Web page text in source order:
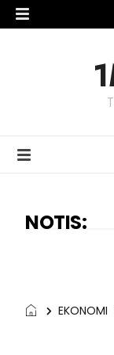
NOTIS:
Terima
EKONOMI